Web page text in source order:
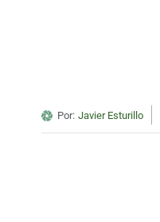
Por: Javier Esturillo